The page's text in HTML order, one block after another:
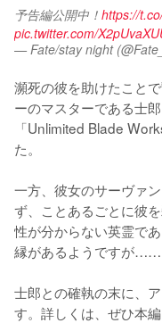
予告編公開中！ https://
pic.twitter.com/
— Fate/stay night
瀕死の彼を助けたこと
ーのマスターである士
「Unlimited Blade
た。
一方、彼女のサーヴァ
ず、ことあるごとに彼
性が分からない英霊で
縁があるようですが……
士郎との確執の末に、
す。詳しくは、ぜひ本編